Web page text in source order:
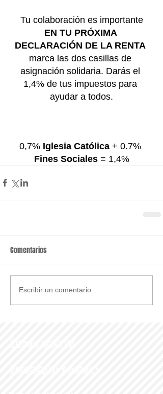
Tu colaboración es importante
EN TU PRÓXIMA
DECLARACIÓN DE LA RENTA
marca las dos casillas de
asignación solidaria. Darás el
1,4% de tus impuestos para
ayudar a todos.
0,7% Iglesia Católica + 0.7%
Fines Sociales = 1,4%
Comentarios
Escribir un comentario...